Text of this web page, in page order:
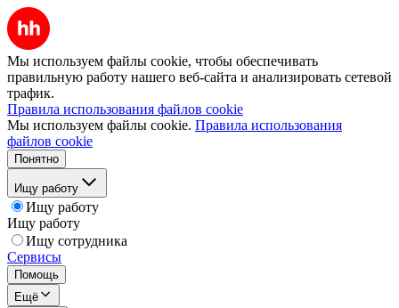
Мы используем файлы cookie, чтобы обеспечивать
правильную работу нашего веб-сайта и анализировать сетевой
трафик.
Правила использования файлов cookie
Мы используем файлы cookie. Правила использования
файлов cookie
Понятно
Ищу работу
Ищу работу
Ищу работу
Ищу сотрудника
Сервисы
Помощь
Ещё